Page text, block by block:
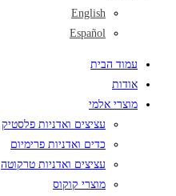
English
Español
עמוד הבית
אודות
מוצרי אלמי
עציצים ואדניות פלסטיק
כדים ואדניות פרימיום
עציצים ואדניות טרקוטה
מוצרי קוקוס